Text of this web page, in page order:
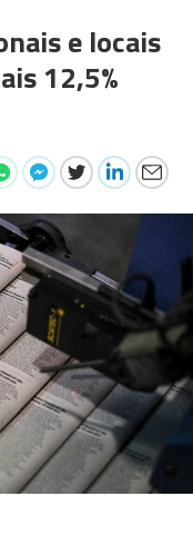
e locais
12,5%